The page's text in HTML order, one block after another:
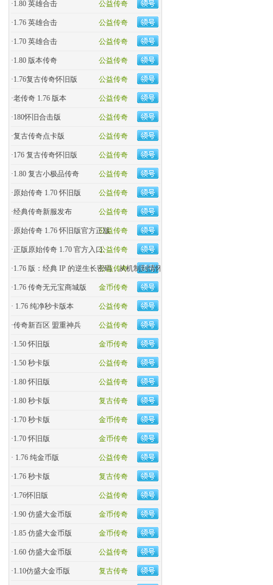
公益传奇
·1.80 英雄合击
公益传奇
·1.76 英雄合击
公益传奇
·1.70 英雄合击
公益传奇
·1.80 版本传奇
公益传奇
·1.76复古传奇怀旧版
公益传奇
·老传奇 1.76 版本
公益传奇
·180怀旧合击版
公益传奇
·复古传奇点卡版
公益传奇
·176 复古传奇怀旧版
公益传奇
·1.80 复古小极品传奇
公益传奇
·原始传奇 1.70 怀旧版
公益传奇
·经典传奇新服发布
公益传奇
·原始传奇 1.76 怀旧版官方正版
公益传奇
·正版原始传奇 1.70 官方入口
公益传奇
·1.76 版：经典 IP 的逆生长密码，从机制到情怀的全民�
金币传奇
·1.76 传奇无元宝商城版
公益传奇
· 1.76 纯净秒卡版本
公益传奇
·传奇新百区 盟重神兵
金币传奇
·1.50 怀旧版
公益传奇
·1.50 秒卡版
公益传奇
·1.80 怀旧版
复古传奇
·1.80 秒卡版
金币传奇
·1.70 秒卡版
金币传奇
·1.70 怀旧版
公益传奇
· 1.76 纯金币版
复古传奇
·1.76 秒卡版
公益传奇
·1.76怀旧版
金币传奇
·1.90 仿盛大金币版
金币传奇
·1.85 仿盛大金币版
公益传奇
·1.60 仿盛大金币版
复古传奇
·1.10仿盛大金币版